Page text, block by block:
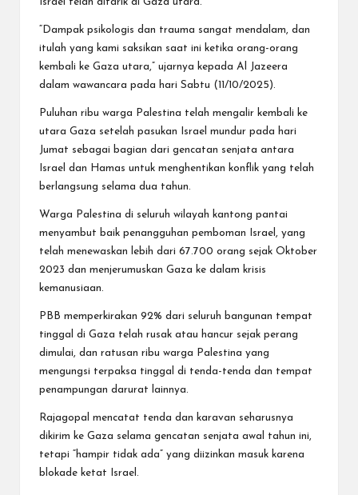
“Dampak psikologis dan trauma sangat mendalam, dan
itulah yang kami saksikan saat ini ketika orang-orang
kembali ke Gaza utara,” ujarnya kepada Al Jazeera
dalam wawancara pada hari Sabtu (11/10/2025).
Puluhan ribu warga Palestina telah mengalir kembali ke
utara Gaza setelah pasukan Israel mundur pada hari
Jumat sebagai bagian dari gencatan senjata antara
Israel dan Hamas untuk menghentikan konflik yang telah
berlangsung selama dua tahun.
Warga Palestina di seluruh wilayah kantong pantai
menyambut baik penangguhan pemboman Israel, yang
telah menewaskan lebih dari 67.700 orang sejak Oktober
2023 dan menjerumuskan Gaza ke dalam krisis
kemanusiaan.
PBB memperkirakan 92% dari seluruh bangunan tempat
tinggal di Gaza telah rusak atau hancur sejak perang
dimulai, dan ratusan ribu warga Palestina yang
mengungsi terpaksa tinggal di tenda-tenda dan tempat
penampungan darurat lainnya.
Rajagopal mencatat tenda dan karavan seharusnya
dikirim ke Gaza selama gencatan senjata awal tahun ini,
tetapi “hampir tidak ada” yang diizinkan masuk karena
blokade ketat Israel.